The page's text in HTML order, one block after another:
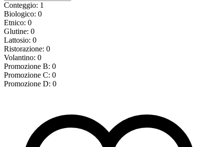
Conteggio: 1
Biologico: 0
Etnico: 0
Glutine: 0
Lattosio: 0
Ristorazione: 0
Volantino: 0
Promozione B: 0
Promozione C: 0
Promozione D: 0